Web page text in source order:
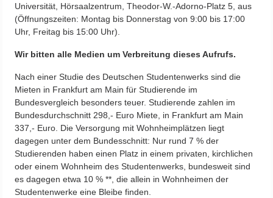
Universität, Hörsaalzentrum, Theodor-W.-Adorno-Platz 5, aus
(Öffnungszeiten: Montag bis Donnerstag von 9:00 bis 17:00
Uhr, Freitag bis 15:00 Uhr).
Wir bitten alle Medien um Verbreitung dieses Aufrufs.
Nach einer Studie des Deutschen Studentenwerks sind die
Mieten in Frankfurt am Main für Studierende im
Bundesvergleich besonders teuer. Studierende zahlen im
Bundesdurchschnitt 298,- Euro Miete, in Frankfurt am Main
337,- Euro. Die Versorgung mit Wohnheimplätzen liegt
dagegen unter dem Bundesschnitt: Nur rund 7 % der
Studierenden haben einen Platz in einem privaten, kirchlichen
oder einem Wohnheim des Studentenwerks, bundesweit sind
es dagegen etwa 10 % **, die allein in Wohnheimen der
Studentenwerke eine Bleibe finden.